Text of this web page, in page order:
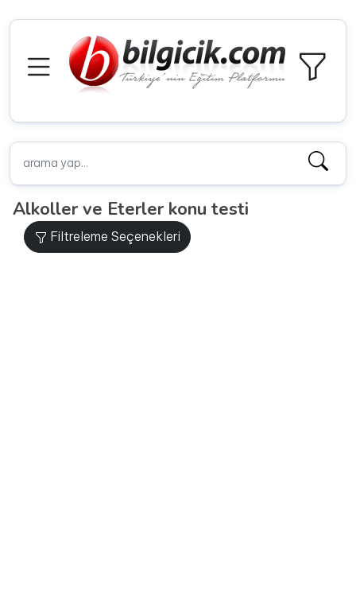
Alkoller ve Eterler konu testi
Filtreleme Seçenekleri